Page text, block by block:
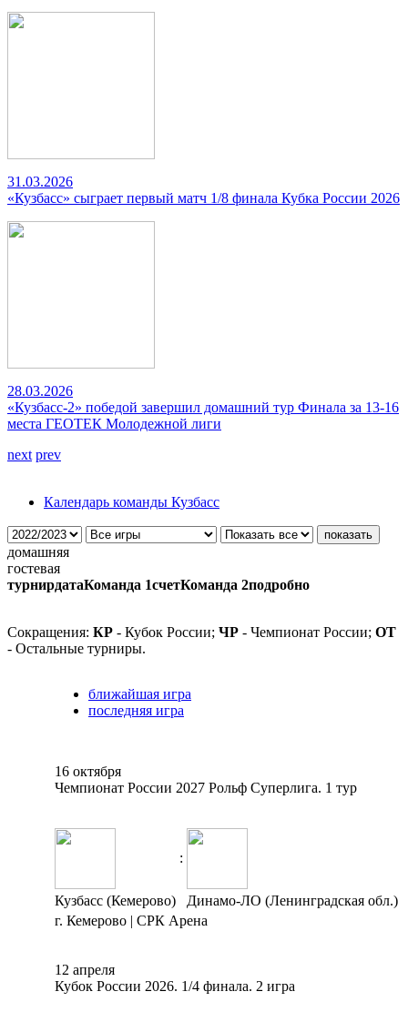
31.03.2026
«Кузбасс» сыграет первый матч 1/8 финала Кубка России 2026
28.03.2026
«Кузбасс-2» победой завершил домашний тур Финала за 13-16
места ГЕОТЕК Молодежной лиги
next prev
Календарь команды Кузбасс
домашняя
гостевая
турнирдатаКоманда 1счетКоманда 2подробно
Сокращения: КР - Кубок России; ЧР - Чемпионат России; ОТ
- Остальные турниры.
ближайшая игра
последняя игра
16 октября
Чемпионат России 2027 Рольф Суперлига. 1 тур
:
Кузбасс (Кемерово)
Динамо-ЛО (Ленинградская обл.)
г. Кемерово | СРК Арена
12 апреля
Кубок России 2026. 1/4 финала. 2 игра